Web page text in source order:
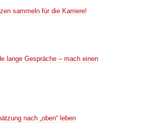
sammeln für die Karriere!
lange Gespräche – mach einen
nach „oben“ leben